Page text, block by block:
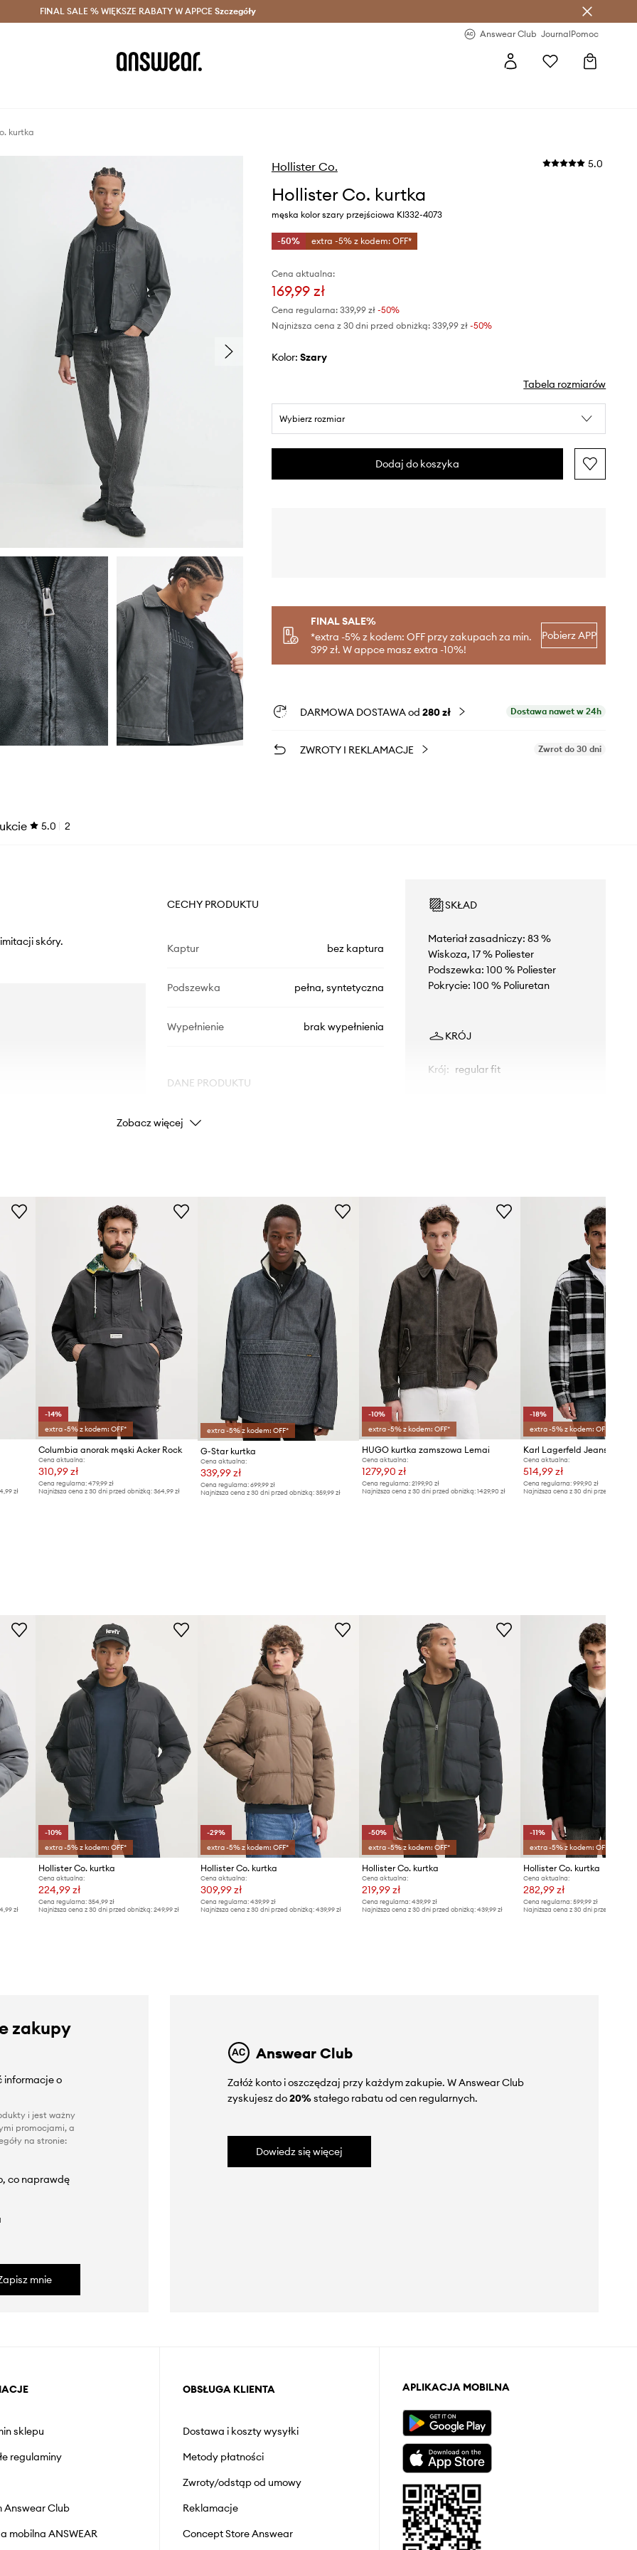
z Answear Club > Dostawa nawet w 24h >
FINAL SALE % WIĘKSZE RABATY W APPCE Szczegóły
Answear Club JournalPomoc
kurtka
Hollister Co. 5.0
Hollister Co. kurtka
męska kolor szary przejściowa KI332-4073
-50% extra -5% z kodem: OFF*
Cena aktualna:
169,99 zł
Cena regularna: 339,99 zł-50%
Najniższa cena z 30 dni przed obniżką: 339,99 zł -50%
Kolor: szary
Tabela rozmiarów
Wybierz rozmiar
Dodaj do koszyka
FINAL SALE%
*extra -5% z kodem: OFF przy zakupach za min.
399 zł. W appce masz extra -10%!
Pobierz APP
DARMOWA DOSTAWA od 280 zł Dostawa nawet w 24h
ZWROTY I REKLAMACJE Zwrot do 30 dni
5.0 2
skóry.
CECHY PRODUKTU
Kaptur bez kaptura
Podszewka pełna, syntetyczna
Wypełnienie brak wypełnienia
DANE PRODUKTU
Kod producenta
Marka Hollister Co.
ID Produktu
SKŁAD
Materiał zasadniczy: 83 %
Wiskoza, 17 % Poliester
Podszewka: 100 % Poliester
Pokrycie: 100 % Poliuretan
KRÓJ
Krój: regular fit
Zalecamy wybór rozmiaru, jaki nosisz
zazwyczaj.
Tabela rozmiarów
Zobacz więcej
zł
-14%
extra -5% z kodem: OFF*
Columbia anorak męski Acker Rock
Cena aktualna:
310,99 zł
Cena regularna: 479,99 zł
Najniższa cena z 30 dni przed obniżką: 364,99 zł
extra -5% z kodem: OFF*
G-Star kurtka
Cena aktualna:
339,99 zł
Cena regularna: 699,99 zł
Najniższa cena z 30 dni przed obniżką: 359,99 zł
-10%
extra -5% z kodem: OFF*
HUGO kurtka zamszowa Lemai
Cena aktualna:
1279,90 zł
Cena regularna:2199,90 zł
Najniższa cena z 30 dni przed obniżką:1429,90 zł
-18%
extra -5% z kodem: OFF*
Karl Lagerfeld Jeans kurtka
Cena aktualna:
514,99 zł
Cena regularna: 999,90 zł
Najniższa cena z 30 dni przed obniżką:
zł
-10%
extra -5% z kodem: OFF*
Hollister Co. kurtka
Cena aktualna:
224,99 zł
Cena regularna: 354,99 zł
Najniższa cena z 30 dni przed obniżką: 249,99 zł
-29%
extra -5% z kodem: OFF*
Hollister Co. kurtka
Cena aktualna:
309,99 zł
Cena regularna: 439,99 zł
Najniższa cena z 30 dni przed obniżką: 439,99 zł
-50%
extra -5% z kodem: OFF*
Hollister Co. kurtka
Cena aktualna:
219,99 zł
Cena regularna:439,99 zł
Najniższa cena z 30 dni przed obniżką:439,99 zł
-11%
extra -5% z kodem: OFF*
Hollister Co. kurtka
Cena aktualna:
282,99 zł
Cena regularna: 599,99 zł
Najniższa cena z 30 dni przed obniżką:
zakupy
informacje o
i jest ważny
promocjami, a
na stronie:
co naprawdę
mnie
Answear Club
Załóż konto i oszczędzaj przy każdym zakupie. W Answear Club
zyskujesz do20%stałego rabatu od cen regularnych.
Dowiedz się więcej
sklepu
regulaminy
Answear Club
mobilna ANSWEAR
OBSŁUGA KLIENTA
Dostawa i koszty wysyłki
Metody płatności
Zwroty/odstąp od umowy
Reklamacje
Concept Store Answear
APLIKACJA MOBILNA